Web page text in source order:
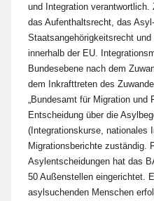
und Integration verantwortlich.
das Aufenthaltsrecht, das
Staatsangehörigkeitsrecht
innerhalb der EU.
Bundesebene nach dem
dem Inkrafttreten des
„Bundesamt für Migration
Entscheidung über die
(Integrationskurse, nationales
Migrationsberichte zuständig.
Asylentscheidungen hat das
50 Außenstellen eingerichtet.
asylsuchenden Menschen